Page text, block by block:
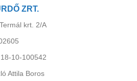
ZRT.
krt. 2/A
10-100542
Attila Boros